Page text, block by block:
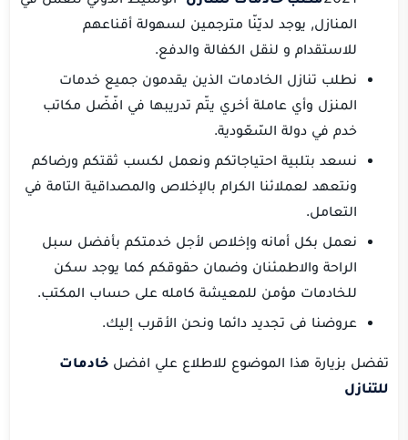
المنازل, يوجد لديّنّا مترجمين لسهولة أقناعهم
للاستقدام و لنقل الكفالة والدفع.
نطلب تنازل الخادمات الذين يقدمون جميع خدمات
المنزل وأي عاملة أخري يتّم تدريبها في افّضّل مكاتب
خدم في دولة السّعّودية.
نسعد بتلبية احتياجاتكم ونعمل لكسب ثقتكم ورضاكم
ونتعهد لعملائنا الكرام بالإخلاص والمصداقية التامة في
التعامل.
نعمل بكل أمانه وإخلاص لأجل خدمتكم بأفضل سبل
الراحة والاطمئنان وضمان حقوقكم كما يوجد سكن
للخادمات مؤمن للمعيشة كامله على حساب المكتب.
عروضنا فى تجديد دائما ونحن الأقرب إليك.
تفضل بزيارة هذا الموضوع للاطلاع علي افضل خادمات
للتنازل